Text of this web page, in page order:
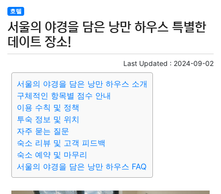
법률
질병 가요 방송 일상 주식 암호화폐 블록체인
미용 증권 인테리어
요리 상품리뷰 원예 금융 게임 스포츠
대출 자동차 취미
종교 사회 정치 건강
부동산 외국어 교육 교통 생활 기타
호텔
서울의 야경을 담은 낭만 하우스 특별한
데이트 장소!
Last Updated : 2024-09-02
서울의 야경을 담은 낭만 하우스 소개
구체적인 항목별 점수 안내
이용 수칙 및 정책
투숙 정보 및 위치
자주 묻는 질문
숙소 리뷰 및 고객 피드백
숙소 예약 및 마무리
서울의 야경을 담은 낭만 하우스 FAQ